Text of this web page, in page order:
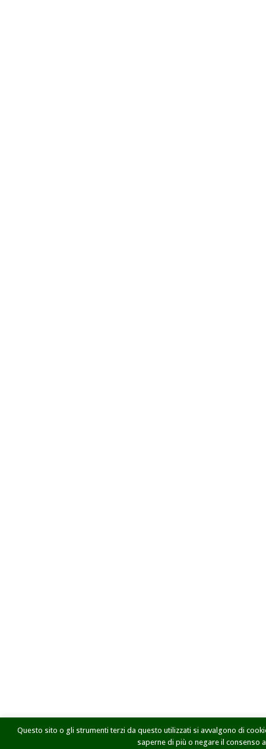
Questo sito o gli strumenti terzi da questo utilizzati si avvalgono di
saperne di più o negare il consenso